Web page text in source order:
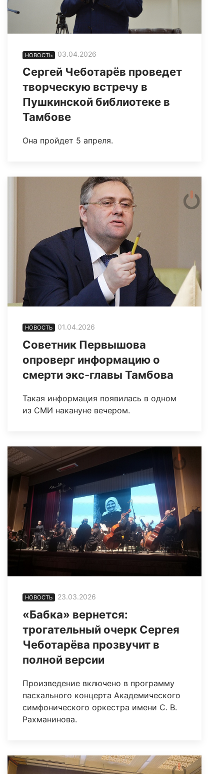
НОВОСТЬ 03.04.2026
Сергей Чеботарёв проведет
творческую встречу в
Пушкинской библиотеке в
Тамбове
Она пройдет 5 апреля.
НОВОСТЬ 01.04.2026
Советник Первышова
опроверг информацию о
смерти экс-главы Тамбова
Такая информация появилась в одном
из СМИ накануне вечером.
НОВОСТЬ 23.03.2026
«Бабка» вернется:
трогательный очерк Сергея
Чеботарёва прозвучит в
полной версии
Произведение включено в программу
пасхального концерта Академического
симфонического оркестра имени С. В.
Рахманинова.